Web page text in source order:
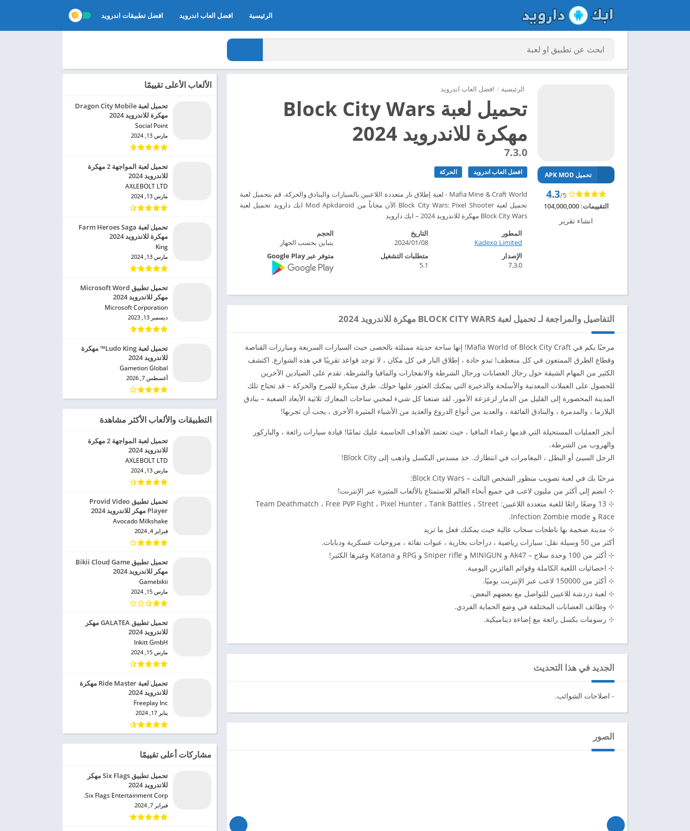
الرئيسية افضل العاب اندرويد افضل تطبيقات اندرويد
الرئيسية / افضل العاب اندرويد
تحميل لعبة Block City Wars
مهكرة للاندرويد 2024
7.3.0
افضل العاب اندرويد الحركة
Mafia Mine & Craft World - لعبة إطلاق نار متعددة اللاعبين بالسيارات والبنادق والحركة. قم بتحميل لعبة
تحميل لعبة Block City Wars: Pixel Shooter الآن مجاناً من Mod Apkdaroid ابك دارويد تحميل لعبة
Block City Wars مهكرة للاندرويد 2024 – ابك دارويد
تحميل APK MOD
4.3/5
التقييمات:104,000,000
انشاء تقرير
المطور
Kadexo Limited‏
التاريخ
08‏/01‏/2024
الحجم
يتباين بحسب الجهاز
الإصدار
7.3.0
متطلبات التشغيل
5.1
متوفر عبر Google Play
التفاصيل والمراجعة لـ تحميل لعبة BLOCK CITY WARS مهكرة للاندرويد 2024
مرحبًا بكم في Mafia World of Block City Craft! إنها ساحة حديثة ممتلئة بالحصى حيث السيارات السريعة ومبارزات القناصة
وقطاع الطرق الممتعون في كل منعطف! تبدو حادة ، إطلاق النار في كل مكان ، لا توجد قواعد تقريبًا في هذه الشوارع. اكتشف
الكثير من المهام الشيقة حول رجال العصابات ورجال الشرطة والانفجارات والمافيا والشرطة. تقدم على الصيادين الآخرين
للحصول على العملات المعدنية والأسلحة والذخيرة التي يمكنك العثور عليها حولك. طرق مبتكرة للمرح والحركة – قد تحتاج تلك
المدينة المحصورة إلى القليل من الدمار لزعزعة الأمور. لقد صنعنا كل شيء لمحبي ساحات المعارك ثلاثية الأبعاد الصعبة – بنادق
البلازما ، والمدمرة ، والبنادق الفائقة ، والعديد من أنواع الدروع والعديد من الأشياء المثيرة الأخرى ، يجب أن تجربها!
أنجز العمليات المستحيلة التي قدمها زعماء المافيا ، حيث تعتمد الأهداف الحاسمة عليك تمامًا! قيادة سيارات رائعة ، والباركور
والهروب من الشرطة.
الرجل السيئ أو البطل ، المغامرات في انتظارك. خذ مسدس البكسل واذهب إلى Block City!
مرحبًا بك في لعبة تصويب منظور الشخص الثالث – Block City Wars:
⊹ انضم إلى أكثر من مليون لاعب في جميع أنحاء العالم للاستمتاع بالألعاب المثيرة عبر الإنترنت!
⊹ 13 وضعًا رائعًا للعبة متعددة اللاعبين: Team Deathmatch ، Free PVP Fight ، Pixel Hunter ، Tank Battles ، Street
Race و Infection Zombie mode.
⊹ مدينة ضخمة بها ناطحات سحاب عالية حيث يمكنك فعل ما تريد
أكثر من 50 وسيلة نقل: سيارات رياضية ، دراجات بخارية ، عبوات نفاثة ، مروحيات عسكرية ودبابات.
⊹ أكثر من 100 وحدة سلاح – Ak47 و MINIGUN و Sniper rifle و RPG و Katana وغيرها الكثير!
⊹ احصائيات اللعبة الكاملة وقوائم الفائزين اليومية.
⊹ أكثر من 150000 لاعب عبر الإنترنت يوميًا.
⊹ لعبة دردشة للاعبين للتواصل مع بعضهم البعض.
⊹ وظائف العصابات المختلفة في وضع الحماية الفردي.
⊹ رسومات بكسل رائعة مع إضاءة ديناميكية.
الجديد في هذا التحديث
- اصلاحات الشوائب.
الصور
الألعاب الأعلى تقييمًا
تحميل لعبة Dragon City Mobile
مهكرة للاندرويد 2024
Social Point‏
مارس 13, 2024
تحميل لعبة المواجهة 2 مهكرة
للاندرويد 2024
AXLEBOLT LTD‏
مارس 13, 2024
تحميل لعبة Farm Heroes Saga
مهكرة للاندرويد 2024
King‏
مارس 13, 2024
تحميل تطبيق Microsoft Word
مهكر للاندرويد 2024
Microsoft Corporation‏
ديسمبر 13, 2023
تحميل لعبة Ludo King™ مهكرة
للاندرويد 2024
Gametion Global‏
أغسطس 7, 2026
التطبيقات والألعاب الأكثر مشاهدة
تحميل لعبة المواجهة 2 مهكرة
للاندرويد 2024
AXLEBOLT LTD‏
مارس 13, 2024
تحميل تطبيق Provid Video
Player مهكر للاندرويد 2024
Avocado Milkshake‏
فبراير 4, 2024
تحميل تطبيق Bikii Cloud Game
مهكر للاندرويد 2024
Gamebikii‏
مارس 15, 2024
تحميل تطبيق GALATEA مهكر
للاندرويد 2024
Inkitt GmbH‏
مارس 15, 2024
تحميل لعبة Ride Master مهكرة
للاندرويد 2024
Freeplay Inc‏
يناير 17, 2024
مشاركات أعلى تقييمًا
تحميل تطبيق Six Flags مهكر
للاندرويد 2024
Six Flags Entertainment Corp.‏
فبراير 7, 2024